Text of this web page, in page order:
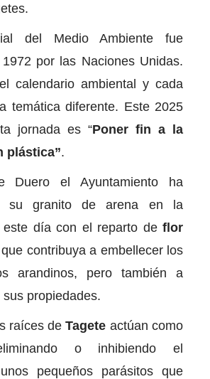
del Medio Ambiente fue
por las Naciones Unidas.
calendario ambiental y cada
temática diferente. Este 2025
jornada es “Poner fin a la
plástica”.
Duero el Ayuntamiento ha
su granito de arena en la
este día con el reparto deflor
contribuya a embellecer los
arandinos, pero también a
propiedades.
raíces deTagete actúan como
o inhibiendo el
pequeños parásitos que